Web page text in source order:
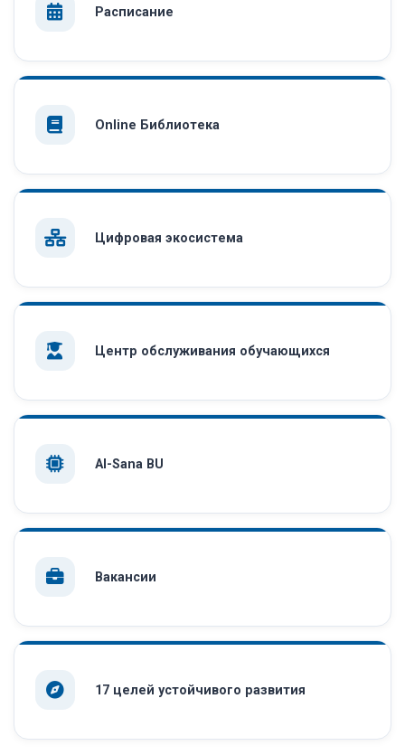
Расписание
Online Библиотека
Цифровая экосистема
Центр обслуживания обучающихся
AI-Sana BU
Вакансии
17 целей устойчивого развития